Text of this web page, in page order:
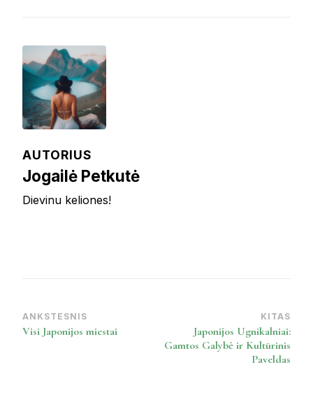
AUTORIUS
Jogailė Petkutė
Dievinu keliones!
Post
Navigation
ANKSTESNIS
Visi Japonijos miestai
KITAS
Japonijos Ugnikalniai:
Gamtos Galybė ir Kultūrinis
Paveldas